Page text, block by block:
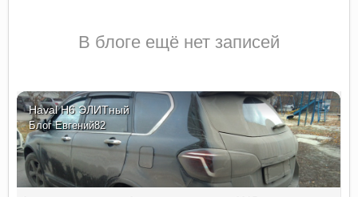
В блоге ещё нет записей
Haval H6 ЭЛИТный
БлогЕвгений82